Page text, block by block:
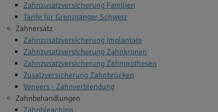
Zahnzusatzversicherung Familien
Tarife für Grenzgänger Schweiz
Zahnersatz
Zahnzusatzversicherung Implantate
Zahnzusatzversicherung Zahnkronen
Zahnzusatzversicherung Zahnprothesen
Zusatzversicherung Zahnbrücken
Veneers - Zahnverblendung
Zahnbehandlungen
Zahnbleaching